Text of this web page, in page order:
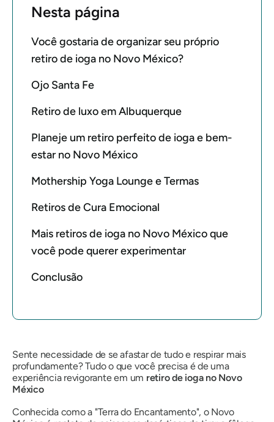
Nesta página
Você gostaria de organizar seu próprio
retiro de ioga no Novo México?
Ojo Santa Fe
Retiro de luxo em Albuquerque
Planeje um retiro perfeito de ioga e bem-
estar no Novo México
Mothership Yoga Lounge e Termas
Retiros de Cura Emocional
Mais retiros de ioga no Novo México que
você pode querer experimentar
Conclusão
Sente necessidade de se afastar de tudo e respirar mais
profundamente? Tudo o que você precisa é de uma
experiência revigorante em um retiro de ioga no Novo
México
Conhecida como a "Terra do Encantamento", o Novo